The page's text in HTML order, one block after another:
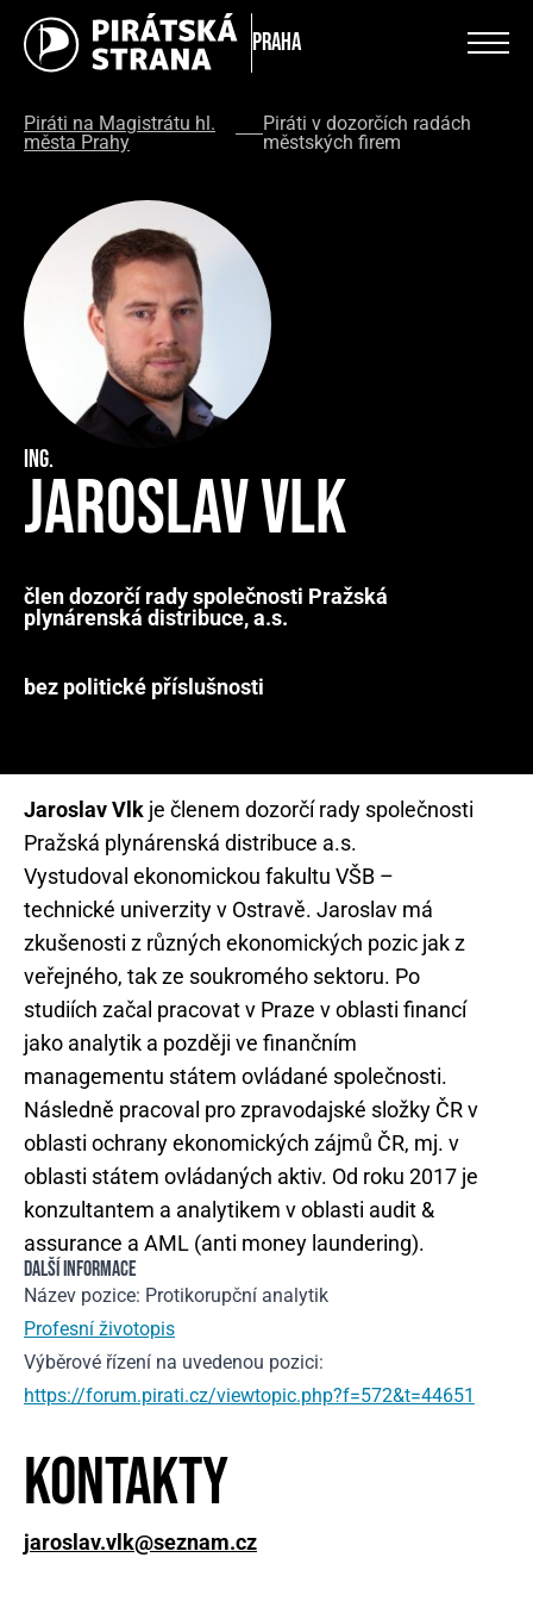
Praha
Piráti na Magistrátu hl.
města Prahy
Piráti v dozorčích radách
městských firem
Ing.
Jaroslav Vlk
člen dozorčí rady společnosti Pražská
plynárenská distribuce, a.s.
bez politické příslušnosti
Jaroslav Vlk je členem dozorčí rady společnosti
Pražská plynárenská distribuce a.s.
Vystudoval ekonomickou fakultu VŠB –
technické univerzity v Ostravě. Jaroslav má
zkušenosti z různých ekonomických pozic jak z
veřejného, tak ze soukromého sektoru. Po
studiích začal pracovat v Praze v oblasti financí
jako analytik a později ve finančním
managementu státem ovládané společnosti.
Následně pracoval pro zpravodajské složky ČR v
oblasti ochrany ekonomických zájmů ČR, mj. v
oblasti státem ovládaných aktiv. Od roku 2017 je
konzultantem a analytikem v oblasti audit &
assurance a AML (anti money laundering).
DALŠÍ INFORMACE
Název pozice: Protikorupční analytik
Profesní životopis
Výběrové řízení na uvedenou pozici:
https://forum.pirati.cz/viewtopic.php?f=572&t=44651
Kontakty
jaroslav.vlk@seznam.cz